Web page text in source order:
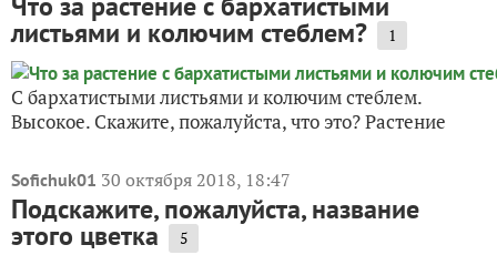
листьями и колючим стеблем? 1
С бархатистыми листьями и колючим стеблем.
Высокое. Скажите, пожалуйста, что это? Растение
Sofichuk01 30 октября 2018, 18:47
Подскажите, пожалуйста, название
этого цветка 5